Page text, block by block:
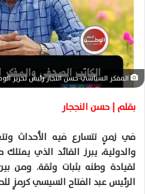
د
ا
إ
ل
ت
و
ي
ا
المفكر السياسي حسن النجار رئيس تحرير
بقلم | حسن النججار
في زمنٍ تتسارع فيه الأحداث
والدولية، يبرز القائد الذي
لقيادة وطنه بثبات وثقة. ومن
الرئيس عبد الفتاح السيسي كرمزٍ